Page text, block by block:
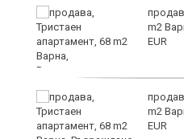
m2
EUR
m2
EUR